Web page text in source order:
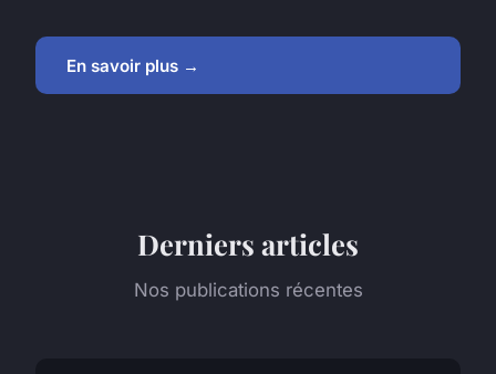
En savoir plus →
Derniers articles
Nos publications récentes